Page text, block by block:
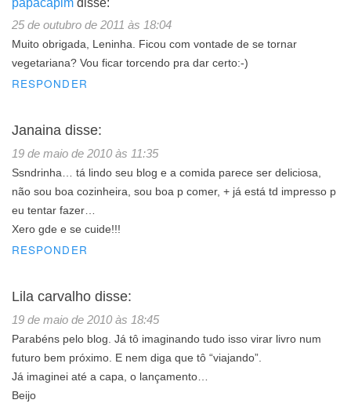
25 de outubro de 2011 às 18:04
Muito obrigada, Leninha. Ficou com vontade de se tornar
vegetariana? Vou ficar torcendo pra dar certo:-)
RESPONDER
Janaina disse:
19 de maio de 2010 às 11:35
Ssndrinha… tá lindo seu blog e a comida parece ser deliciosa,
não sou boa cozinheira, sou boa p comer, + já está td impresso p
eu tentar fazer…
Xero gde e se cuide!!!
RESPONDER
Lila carvalho disse:
19 de maio de 2010 às 18:45
Parabéns pelo blog. Já tô imaginando tudo isso virar livro num
futuro bem próximo. E nem diga que tô “viajando”.
Já imaginei até a capa, o lançamento…
Beijo